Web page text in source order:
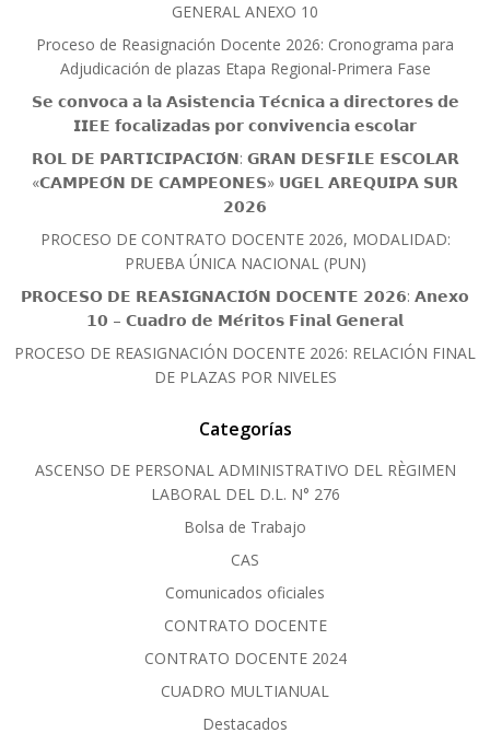
GENERAL ANEXO 10
Proceso de Reasignación Docente 2026: Cronograma para
Adjudicación de plazas Etapa Regional-Primera Fase
𝗦𝗲 𝗰𝗼𝗻𝘃𝗼𝗰𝗮 𝗮 𝗹𝗮 𝗔𝘀𝗶𝘀𝘁𝗲𝗻𝗰𝗶𝗮 𝗧𝗲́𝗰𝗻𝗶𝗰𝗮 𝗮 𝗱𝗶𝗿𝗲𝗰𝘁𝗼𝗿𝗲𝘀 𝗱𝗲
𝗜𝗜𝗘𝗘 𝗳𝗼𝗰𝗮𝗹𝗶𝘇𝗮𝗱𝗮𝘀 𝗽𝗼𝗿 𝗰𝗼𝗻𝘃𝗶𝘃𝗲𝗻𝗰𝗶𝗮 𝗲𝘀𝗰𝗼𝗹𝗮𝗿
𝗥𝗢𝗟 𝗗𝗘 𝗣𝗔𝗥𝗧𝗜𝗖𝗜𝗣𝗔𝗖𝗜𝗢́𝗡: 𝗚𝗥𝗔𝗡 𝗗𝗘𝗦𝗙𝗜𝗟𝗘 𝗘𝗦𝗖𝗢𝗟𝗔𝗥
«𝗖𝗔𝗠𝗣𝗘𝗢́𝗡 𝗗𝗘 𝗖𝗔𝗠𝗣𝗘𝗢𝗡𝗘𝗦» 𝗨𝗚𝗘𝗟 𝗔𝗥𝗘𝗤𝗨𝗜𝗣𝗔 𝗦𝗨𝗥
𝟮𝟬𝟮𝟲
PROCESO DE CONTRATO DOCENTE 2026, MODALIDAD:
PRUEBA ÚNICA NACIONAL (PUN)
𝗣𝗥𝗢𝗖𝗘𝗦𝗢 𝗗𝗘 𝗥𝗘𝗔𝗦𝗜𝗚𝗡𝗔𝗖𝗜𝗢́𝗡 𝗗𝗢𝗖𝗘𝗡𝗧𝗘 𝟮𝟬𝟮𝟲: 𝗔𝗻𝗲𝘅𝗼
𝟭𝟬 – 𝗖𝘂𝗮𝗱𝗿𝗼 𝗱𝗲 𝗠𝗲́𝗿𝗶𝘁𝗼𝘀 𝗙𝗶𝗻𝗮𝗹 𝗚𝗲𝗻𝗲𝗿𝗮𝗹
PROCESO DE REASIGNACIÓN DOCENTE 2026: RELACIÓN FINAL
DE PLAZAS POR NIVELES
Categorías
ASCENSO DE PERSONAL ADMINISTRATIVO DEL RÈGIMEN
LABORAL DEL D.L. N° 276
Bolsa de Trabajo
CAS
Comunicados oficiales
CONTRATO DOCENTE
CONTRATO DOCENTE 2024
CUADRO MULTIANUAL
Destacados